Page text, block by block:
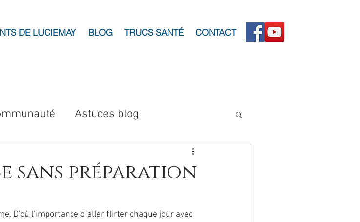
DE LUCIEMAY BLOG TRUCS SANTÉ CONTACT
Astuces blog
sans préparation
D'où l’importance d’aller flirter chaque jour avec